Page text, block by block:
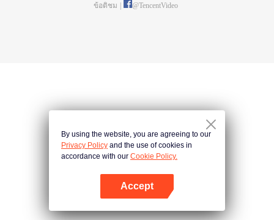
ข้อติชม
@TencentVideo
By using the website, you are agreeing to our
Privacy Policy and the use of cookies in
accordance with our Cookie Policy.
Accept